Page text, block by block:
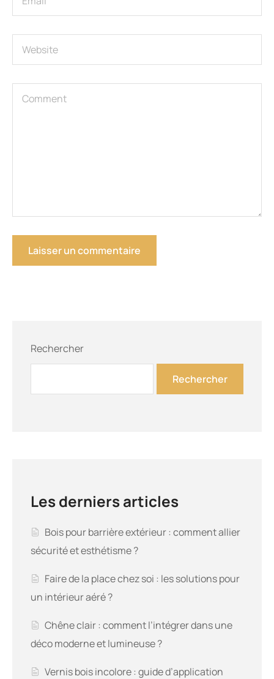
Rechercher
Rechercher
Les derniers articles
Bois pour barrière extérieur : comment allier
sécurité et esthétisme ?
Faire de la place chez soi : les solutions pour
un intérieur aéré ?
Chêne clair : comment l’intégrer dans une
déco moderne et lumineuse ?
Vernis bois incolore : guide d’application